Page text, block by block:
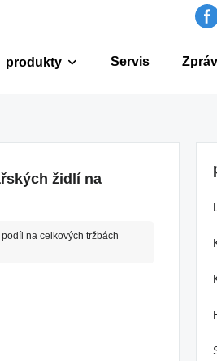
produkty Servis
židlí na
na celkových tržbách